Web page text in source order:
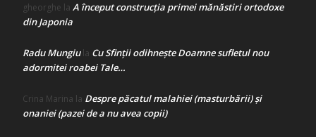
gheorghe la A început construcţia primei mănăstiri ortodoxe
din Japonia
Radu Mungiula Cu Sfinții odihnește Doamne sufletul nou
adormitei roabei Tale…
Crina Marina la Despre păcatul malahiei (masturbării) şi
onaniei (pazei de a nu avea copii)